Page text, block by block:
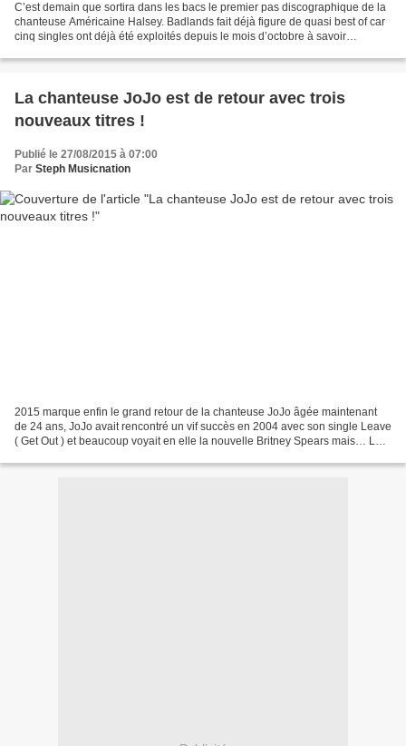
C’est demain que sortira dans les bacs le premier pas discographique de la
chanteuse Américaine Halsey. Badlands fait déjà figure de quasi best of car
cinq singles ont déjà été exploités depuis le mois d’octobre à savoir
La chanteuse JoJo est de retour avec trois
nouveaux titres !
Publié le 27/08/2015 à 07:00
Par Steph Musicnation
2015 marque enfin le grand retour de la chanteuse JoJo âgée maintenant
de 24 ans, JoJo avait rencontré un vif succès en 2004 avec son single Leave
( Get Out ) et beaucoup voyait en elle la nouvelle Britney Spears mais… La